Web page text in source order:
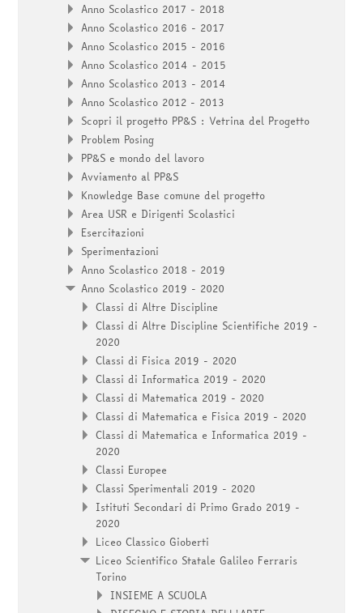
Anno Scolastico 2017 - 2018
Anno Scolastico 2016 - 2017
Anno Scolastico 2015 - 2016
Anno Scolastico 2014 - 2015
Anno Scolastico 2013 - 2014
Anno Scolastico 2012 - 2013
Scopri il progetto PP&S : Vetrina del Progetto
Problem Posing
PP&S e mondo del lavoro
Avviamento al PP&S
Knowledge Base comune del progetto
Area USR e Dirigenti Scolastici
Esercitazioni
Sperimentazioni
Anno Scolastico 2018 - 2019
Anno Scolastico 2019 - 2020
Classi di Altre Discipline
Classi di Altre Discipline Scientifiche 2019 -
2020
Classi di Fisica 2019 - 2020
Classi di Informatica 2019 - 2020
Classi di Matematica 2019 - 2020
Classi di Matematica e Fisica 2019 - 2020
Classi di Matematica e Informatica 2019 -
2020
Classi Europee
Classi Sperimentali 2019 - 2020
Istituti Secondari di Primo Grado 2019 -
2020
Liceo Classico Gioberti
Liceo Scientifico Statale Galileo Ferraris
Torino
INSIEME A SCUOLA